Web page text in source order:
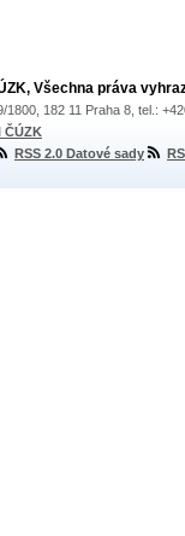
Všechna práva
1800, 182 11 Praha 8, tel.:
ČÚZK
RSS 2.0 Datové sady